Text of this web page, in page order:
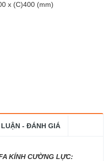
x (C)400 (mm)
LUẬN - ĐÁNH GIÁ
KÍNH CƯỜNG LỰC: